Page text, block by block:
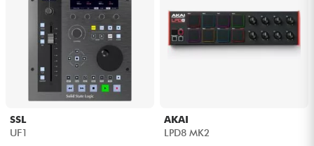
SSL
UF1
AKAI
LPD8 MK2